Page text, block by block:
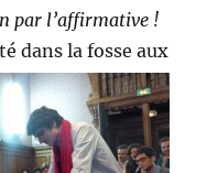
par l’affirmative !
dans la fosse aux